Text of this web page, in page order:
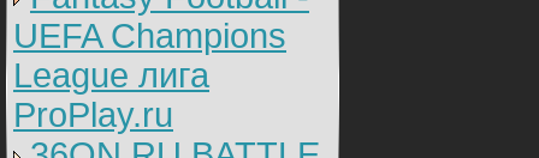
UEFA Champions
League лига
ProPlay.ru